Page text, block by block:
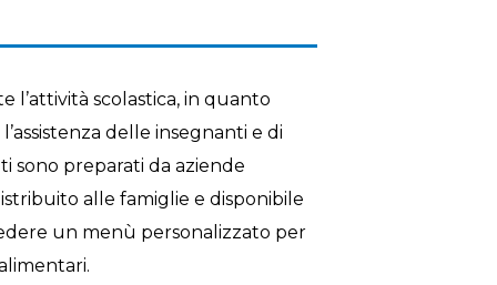
l’attività scolastica, in quanto
delle insegnanti e di
sono preparati da aziende
alle famiglie e disponibile
un menù personalizzato per